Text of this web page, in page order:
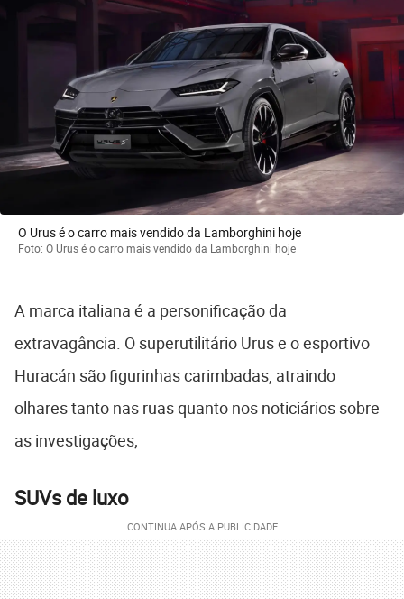
O Urus é o carro mais vendido da Lamborghini hoje
Foto: O Urus é o carro mais vendido da Lamborghini hoje
A marca italiana é a personificação da
extravagância. O superutilitário Urus e o esportivo
Huracán são figurinhas carimbadas, atraindo
olhares tanto nas ruas quanto nos noticiários sobre
as investigações;
SUVs de luxo